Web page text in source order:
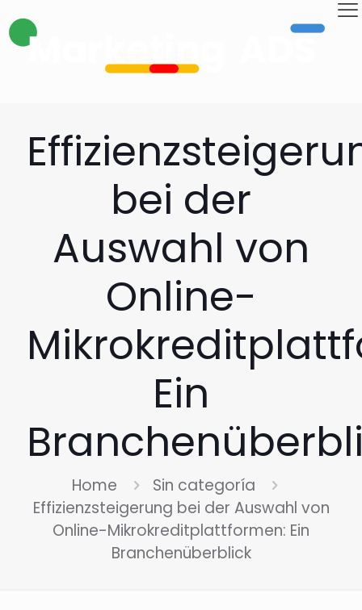
bei der
Auswahl von
Online-
Ein
Home
Sin categoría
Effizienzsteigerung bei der Auswahl von
Online-Mikrokreditplattformen: Ein
Branchenüberblick